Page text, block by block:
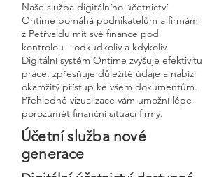
Naše služba digitálního účetnictví
Ontime pomáhá podnikatelům a firmám
z Petřvaldu mít své finance pod
kontrolou – odkudkoliv a kdykoliv.
Digitální systém Ontime zvyšuje efektivitu
práce, zpřesňuje důležité údaje a nabízí
okamžitý přístup ke všem dokumentům.
Přehledné vizualizace vám umožní lépe
porozumět finanční situaci firmy.
Účetní služba nové
generace